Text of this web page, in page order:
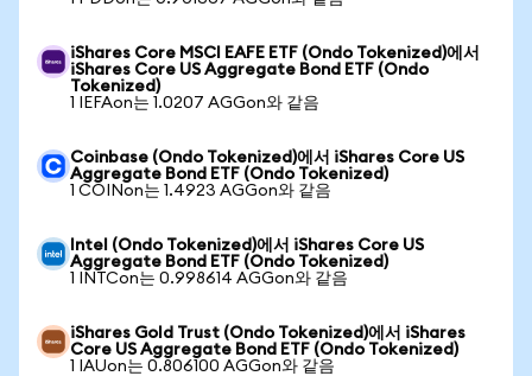
iShares Core MSCI EAFE ETF (Ondo Tokenized)에서
iShares Core US Aggregate Bond ETF (Ondo
Tokenized)
1 IEFAon는 1.0207 AGGon와 같음
Coinbase (Ondo Tokenized)에서 iShares Core US
Aggregate Bond ETF (Ondo Tokenized)
1 COINon는 1.4923 AGGon와 같음
Intel (Ondo Tokenized)에서 iShares Core US
Aggregate Bond ETF (Ondo Tokenized)
1 INTCon는 0.998614 AGGon와 같음
iShares Gold Trust (Ondo Tokenized)에서 iShares
Core US Aggregate Bond ETF (Ondo Tokenized)
1 IAUon는 0.806100 AGGon와 같음